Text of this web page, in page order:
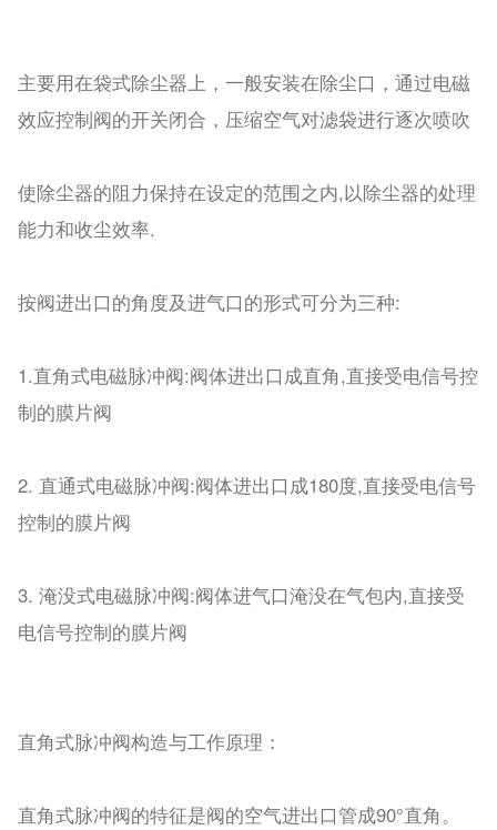
主要用在袋式除尘器上，一般安装在除尘口，通过电磁
效应控制阀的开关闭合，压缩空气对滤袋进行逐次喷吹
使除尘器的阻力保持在设定的范围之内,以除尘器的处理
能力和收尘效率.
按阀进出口的角度及进气口的形式可分为三种:
1.直角式电磁脉冲阀:阀体进出口成直角,直接受电信号控
制的膜片阀
2. 直通式电磁脉冲阀:阀体进出口成180度,直接受电信号
控制的膜片阀
3. 淹没式电磁脉冲阀:阀体进气口淹没在气包内,直接受
电信号控制的膜片阀
直角式脉冲阀构造与工作原理：
直角式脉冲阀的特征是阀的空气进出口管成90°直角。